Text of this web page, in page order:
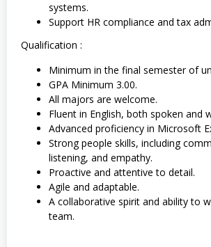
systems.
Support HR compliance and tax
Qualification :
Minimum in the final semester of
GPA Minimum 3.00.
All majors are welcome.
Fluent in English, both spoken and
Advanced proficiency in Microsoft
Strong people skills, including
listening, and empathy.
Proactive and attentive to detail.
Agile and adaptable.
A collaborative spirit and ability to
team.